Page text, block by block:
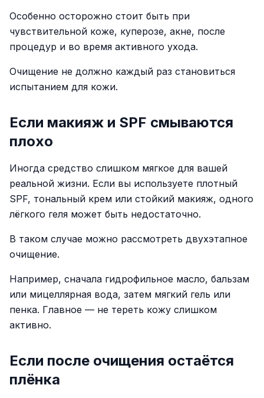
Особенно осторожно стоит быть при
чувствительной коже, куперозе, акне, после
процедур и во время активного ухода.
Очищение не должно каждый раз становиться
испытанием для кожи.
Если макияж и SPF смываются
плохо
Иногда средство слишком мягкое для вашей
реальной жизни. Если вы используете плотный
SPF, тональный крем или стойкий макияж, одного
лёгкого геля может быть недостаточно.
В таком случае можно рассмотреть двухэтапное
очищение.
Например, сначала гидрофильное масло, бальзам
или мицеллярная вода, затем мягкий гель или
пенка. Главное — не тереть кожу слишком
активно.
Если после очищения остаётся
плёнка